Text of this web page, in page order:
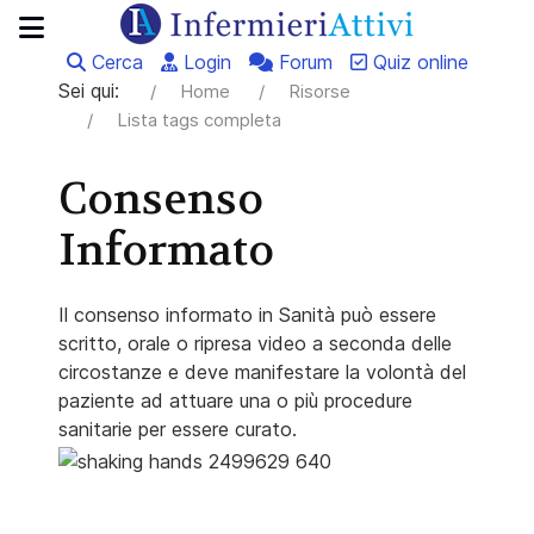
Cerca Login Forum
Quiz online
Sei qui:
Home
Risorse
Lista tags completa
Consenso
Informato
Il consenso informato in Sanità può essere
scritto, orale o ripresa video a seconda delle
circostanze e deve manifestare la volontà del
paziente ad attuare una o più procedure
sanitarie per essere curato.